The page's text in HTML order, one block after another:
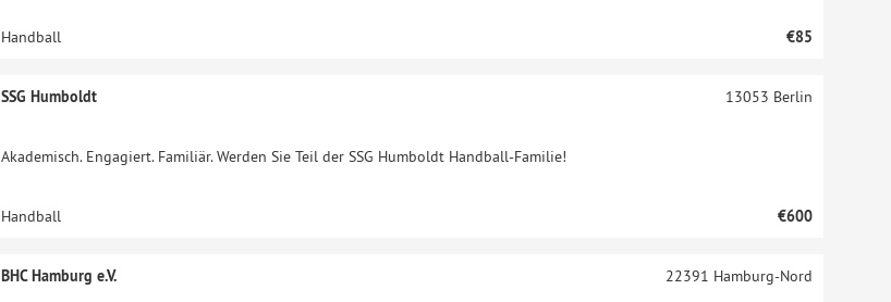
Handball €85
SSG Humboldt
Akademisch. Engagiert. Familiär. Werden Sie Teil der SSG Humboldt Handball-Familie!
13053 Berlin
Handball €600
BHC Hamburg e.V. 22391 Hamburg-Nord